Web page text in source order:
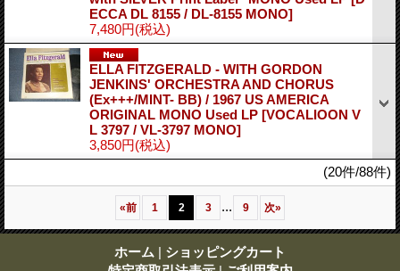
ECCA DL 8155 / DL-8155 MONO]
7,480円(税込)
ELLA FITZGERALD - WITH GORDON
JENKINS' ORCHESTRA AND CHORUS
(Ex+++/MINT- BB) / 1967 US AMERICA
ORIGINAL MONO Used LP [VOCALIOON V
L 3797 / VL-3797 MONO]
3,850円(税込)
(20件/88件)
«前 1 2 3 ... 9 次»
ホーム | ショッピングカート